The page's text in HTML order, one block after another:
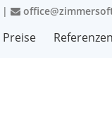
|
Preise Referenzen